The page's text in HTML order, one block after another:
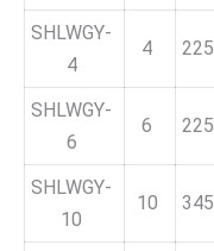
SHLWGY-
4
4 225
SHLWGY-
6
6 225
SHLWGY-
10
10 345